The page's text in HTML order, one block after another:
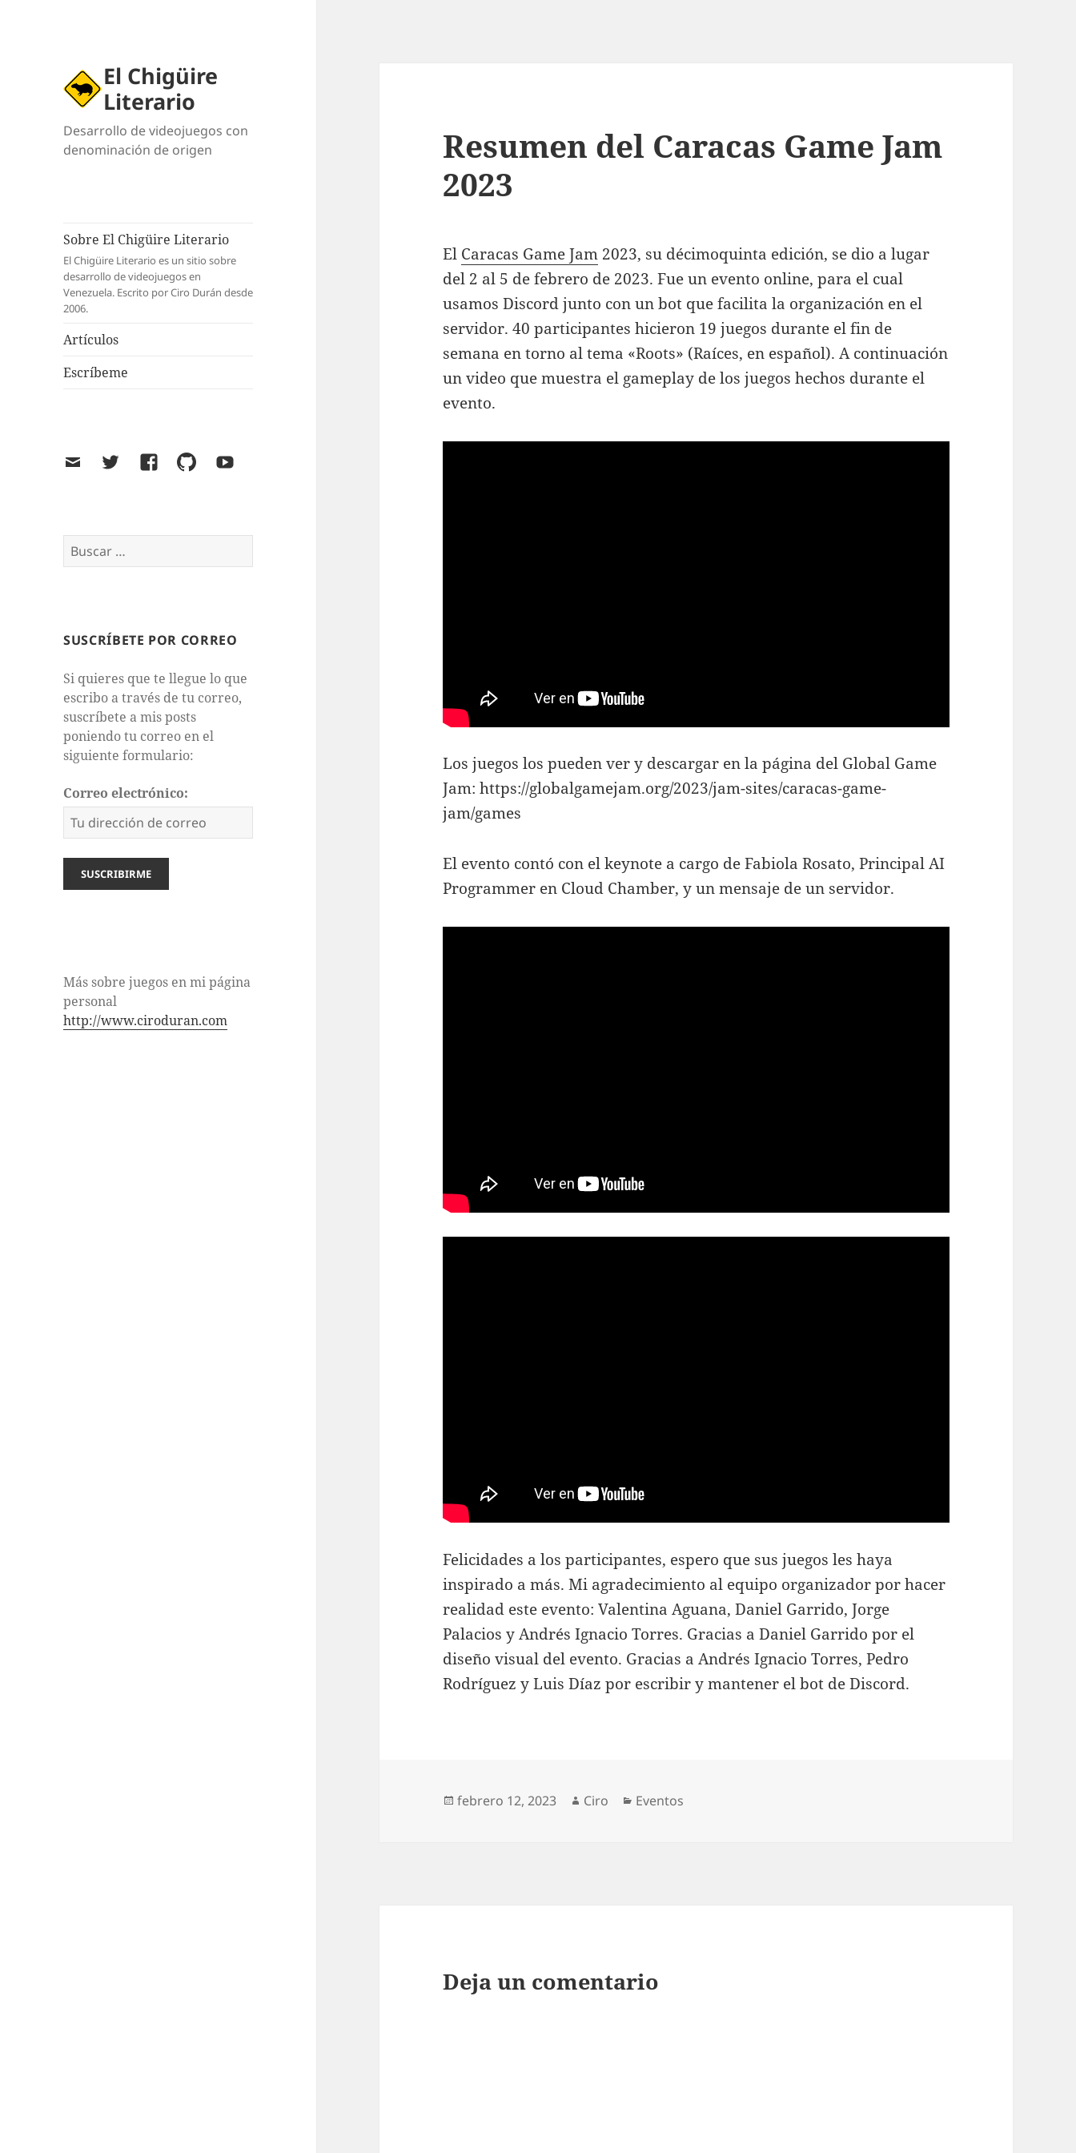
El Chigüire
Literario
Desarrollo de videojuegos con
denominación de origen
Sobre El Chigüire Literario
El Chigüire Literario es un sitio sobre
desarrollo de videojuegos en
Venezuela. Escrito por Ciro Durán desde
2006.
Artículos
Escríbeme
EmailTwitterFacebookGitHubYoutube
Buscar:
SUSCRÍBETE POR CORREO
Si quieres que te llegue lo que
escribo a través de tu correo,
suscríbete a mis posts
poniendo tu correo en el
siguiente formulario:
Correo electrónico:
Más sobre juegos en mi página
personal
http://www.ciroduran.com
Resumen del Caracas Game Jam
2023
El Caracas Game Jam 2023, su décimoquinta edición, se dio a lugar
del 2 al 5 de febrero de 2023. Fue un evento online, para el cual
usamos Discord junto con un bot que facilita la organización en el
servidor. 40 participantes hicieron 19 juegos durante el fin de
semana en torno al tema «Roots» (Raíces, en español). A continuación
un video que muestra el gameplay de los juegos hechos durante el
evento.
Los juegos los pueden ver y descargar en la página del Global Game
Jam: https://globalgamejam.org/2023/jam-sites/caracas-game-
jam/games
El evento contó con el keynote a cargo de Fabiola Rosato, Principal AI
Programmer en Cloud Chamber, y un mensaje de un servidor.
Felicidades a los participantes, espero que sus juegos les haya
inspirado a más. Mi agradecimiento al equipo organizador por hacer
realidad este evento: Valentina Aguana, Daniel Garrido, Jorge
Palacios y Andrés Ignacio Torres. Gracias a Daniel Garrido por el
diseño visual del evento. Gracias a Andrés Ignacio Torres, Pedro
Rodríguez y Luis Díaz por escribir y mantener el bot de Discord.
Publicado
febrero 12, 2023 Autor
Ciro Categorías
Eventos
Deja un comentario